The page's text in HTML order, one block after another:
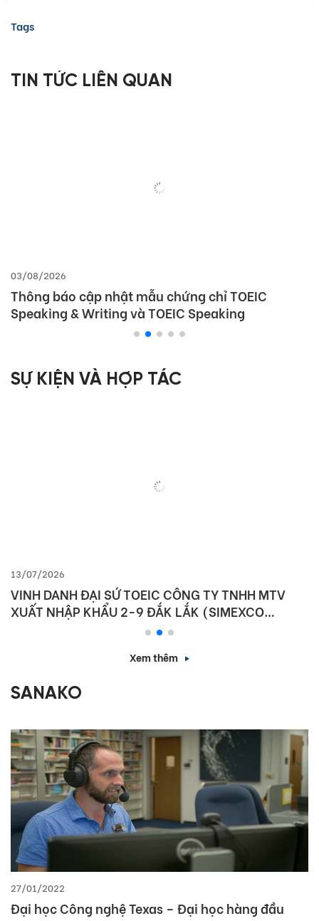
Tags
TIN TỨC LIÊN QUAN
03/08/2026
Thông báo cập nhật mẫu chứng chỉ TOEIC
Speaking & Writing và TOEIC Speaking
SỰ KIỆN VÀ HỢP TÁC
13/07/2026
VINH DANH ĐẠI SỨ TOEIC CÔNG TY TNHH MTV
XUẤT NHẬP KHẨU 2-9 ĐẮK LẮK (SIMEXCO
Xem thêm
SANAKO
27/01/2022
Đại học Công nghệ Texas – Đại học hàng đầu